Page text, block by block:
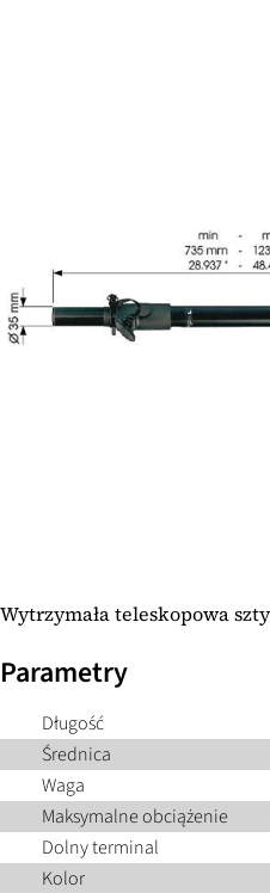
Wytrzymała teleskopowa
Parametry
Długość
Średnica
Waga
Maksymalne obciążenie
Dolny terminal
Kolor